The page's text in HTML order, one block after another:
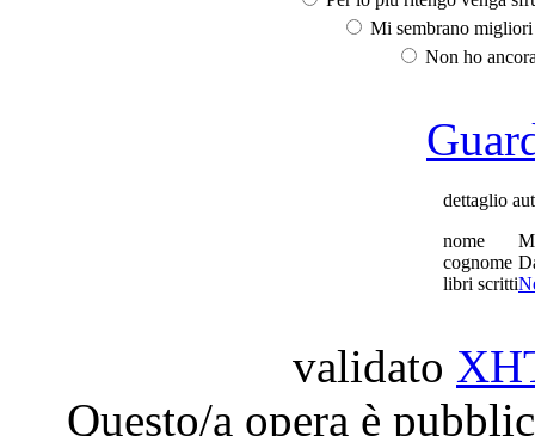
Mi sembrano
Non ho
dettaglio
nome
cognome
libri scritti
validato
Questo/a opera è